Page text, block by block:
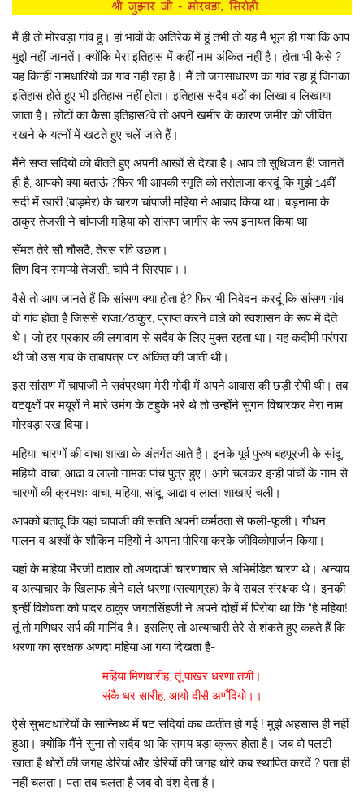
मैं ही तो मोरवड़ा गांव हूं। हां भावों के अतिरेक में हूं तभी तो यह मैं भूल ही गया कि आप
मुझे नहीं जानतें। क्योंकि मेरा इतिहास में कहीं नाम अंकित नहीं है। होता भी कैसे ?
यह किन्हीं नामधारियों का गांव नहीं रहा है। मैं तो जनसाधारण का गांव रहा हूं जिनका
इतिहास होते हुए भी इतिहास नहीं होता। इतिहास सदैव बड़ों का लिखा व लिखाया
जाता है। छोटों का कैसा इतिहास?वे तो अपने खमीर के कारण जमीर को जीवित
रखने के यत्नों में खटते हुए चलें जाते हैं।
मैंने सप्त सदियों को बीतते हुए अपनी आंखों से देखा है। आप तो सुधिजन हैं! जानतें
ही है, आपको क्या बताऊं ?फिर भी आपकी स्मृति को तरोताजा करदूं कि मुझे 14वीं
सदी में खारी (बाड़मेर) के चारण चांपाजी महिया ने आबाद किया था। बड़नामा के
ठाकुर तेजसी ने चांपाजी महिया को सांसण जागीर के रूप इनायत किया था-
सँमत तेरे सौ चौसठै, तेरस रवि उछाव।
तिण दिन समप्यो तेजसी, चापै नै सिरपाव।।
वैसे तो आप जानते हैं कि सांसण क्या होता है? फिर भी निवेदन करदूं कि सांसण गांव
वो गांव होता है जिससे राजा/ठाकुर, प्राप्त करने वाले को स्वशासन के रूप में देते
थे। जो हर प्रकार की लगावाग से सदैव के लिए मुक्त रहता था। यह कदीमी परंपरा
थी जो उस गांव के तांबापत्र पर अंकित की जाती थी।
इस सांसण में चापाजी ने सर्वप्रथम मेरी गोदी में अपने आवास की छड़ी रोपी थी। तब
वटवृक्षों पर मयूरों ने मारे उमंग के टहुके भरे थे तो उन्होंने सुगन विचारकर मेरा नाम
मोरवड़ा रख दिया।
महिया, चारणों की वाचा शाखा के अंतर्गत आते हैं। इनके पूर्व पुरुष बहपूरजी के सांदू,
महियो, वाचा, आढा व लालो नामक पांच पुत्र हुए। आगे चलकर इन्हीं पांचों के नाम से
चारणों की क्रमशः वाचा, महिया, सांदू, आढा व लाला शाखाएं चली।
आपको बतादूं कि यहां चापाजी की संतति अपनी कर्मठता से फली-फूली। गौधन
पालन व अश्वों के शौकिन महियों ने अपना पोरिया करके जीविकोपार्जन किया।
यहां के महिया भैरजी दातार तो अणदाजी चारणाचार से अभिमंडित चारण थे। अन्याय
व अत्याचार के खिलाफ होने वाले धरणा (सत्याग्रह) के वे सबल संरक्षक थे। इनकी
इन्हीं विशेषता को पादर ठाकुर जगतसिंहजी ने अपने दोहों में पिरोया था कि “हे महिया!
तूं तो मणिधर सर्प की मानिंद है। इसलिए तो अत्याचारी तेरे से शंकते हुए कहते हैं कि
धरणा का स़रक्षक अणदा महिया आ गया दिखता है-
महिया मिणधारीह, तूं पाखर धरणा तणी।
संकै धर सारीह, आयो दीसै अणँदियो।।
ऐसे सुभटधारियों के सान्निध्य में षट सदियां कब व्यतीत हो गई ! मुझे अहसास ही नहीं
हुआ। क्योंकि मैंने सुना तो सदैव था कि समय बड़ा क्रूर होता है। जब वो पलटी
खाता है धोरों की जगह डेरियां और डेरियों की जगह धोरे कब स्थापित करदें ? पता ही
नहीं चलता। पता तब चलता है जब वो दंश देता है।